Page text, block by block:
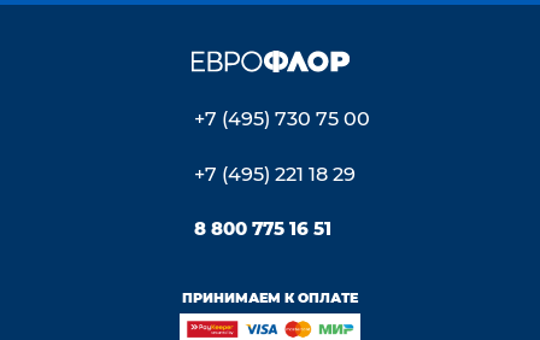
+7 (495) 730 75 00
+7 (495) 221 18 29
8 800 775 16 51
ПРИНИМАЕМ К ОПЛАТЕ